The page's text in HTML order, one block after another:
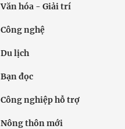
Văn hóa - Giải trí
Công nghệ
Du lịch
Bạn đọc
Công nghiệp hỗ trợ
Nông thôn mới